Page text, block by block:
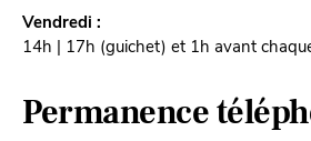
Vendredi :
14h | 17h (guichet) et 1h avant
Permanence